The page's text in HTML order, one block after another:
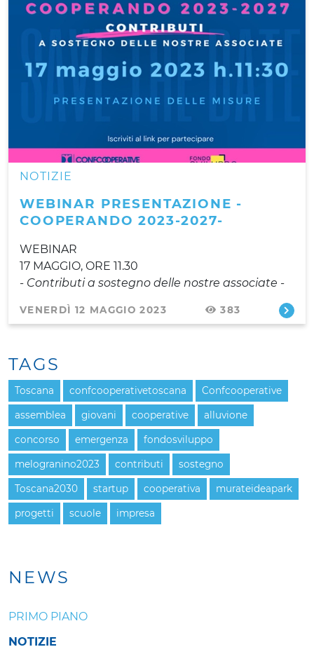
NOTIZIE
WEBINAR PRESENTAZIONE -
COOPERANDO 2023-2027-
WEBINAR
17 MAGGIO, ORE 11.30
- Contributi a sostegno delle nostre associate -
VENERDÌ 12 MAGGIO 2023 383
NEWS
PRIMO PIANO
NOTIZIE
TAGS
Toscana confcooperativetoscana Confcooperative
assemblea giovani cooperative alluvione
concorso emergenza fondosviluppo
melogranino2023 contributi sostegno
Toscana2030 startup cooperativa murateideapark
progetti scuole impresa